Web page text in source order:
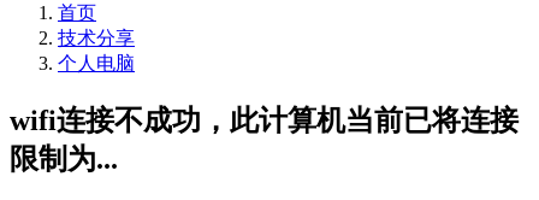
首页
技术分享
个人电脑
wifi连接不成功，此计算机当前已将连接
限制为...